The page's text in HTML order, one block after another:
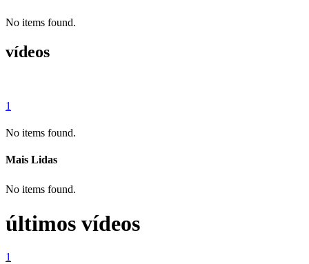
No items found.
vídeos
1
No items found.
Mais Lidas
No items found.
últimos vídeos
1